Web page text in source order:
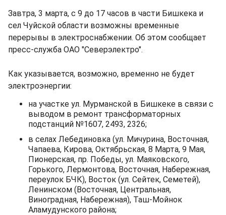
Завтра, 3 марта, с 9 до 17 часов в части Бишкека и
сел Чуйской области возможны временные
перерывы в электроснабжении. Об этом сообщает
пресс-служба ОАО "Северэлектро".
Как указывается, возможно, временно не будет
электроэнергии:
на участке ул. Мурманской в Бишкеке в связи с
выводом в ремонт трансформаторных
подстанций №1607, 2493, 2326;
в селах Лебединовка (ул. Мичурина, Восточная,
Чапаева, Кирова, Октябрьская, 8 Марта, 9 Мая,
Пионерская, пр. Победы, ул. Маяковского,
Горького, Лермонтова, Восточная, Набережная,
переулок БЧК), Восток (ул. Сейтек, Семетей),
Ленинском (Восточная, Центральная,
Виноградная, Набережная), Таш-Мойнок
Аламудунского района;